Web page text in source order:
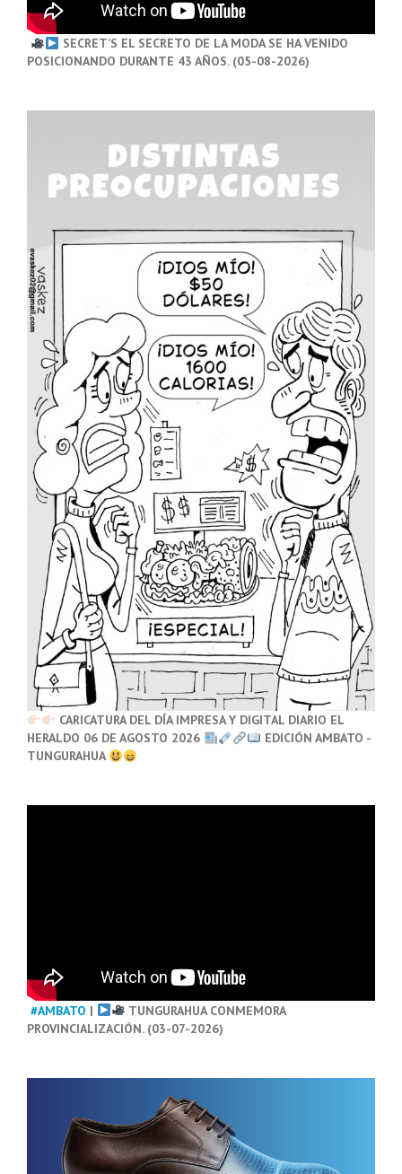
SECRET’S EL SECRETO DE LA MODA SE HA VENIDO
POSICIONANDO DURANTE 43 AÑOS. (05-08-2026)
CARICATURA DEL DÍA IMPRESA Y DIGITAL DIARIO EL
HERALDO 06 DE AGOSTO 2026
EDICIÓN AMBATO -
TUNGURAHUA
#AMBATO |
TUNGURAHUA CONMEMORA
PROVINCIALIZACIÓN. (03-07-2026)